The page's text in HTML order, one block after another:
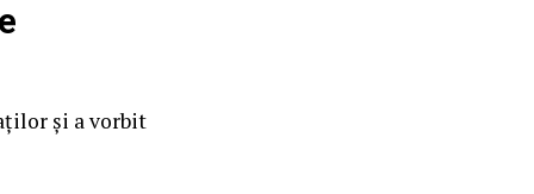
și a vorbit